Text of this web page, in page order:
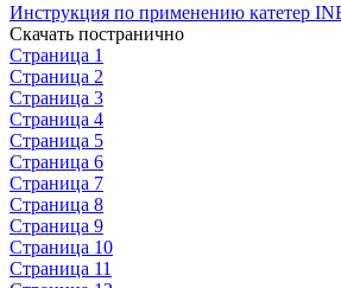
Инструкция по применению катетер
Скачать постранично
Страница 1
Страница 2
Страница 3
Страница 4
Страница 5
Страница 6
Страница 7
Страница 8
Страница 9
Страница 10
Страница 11